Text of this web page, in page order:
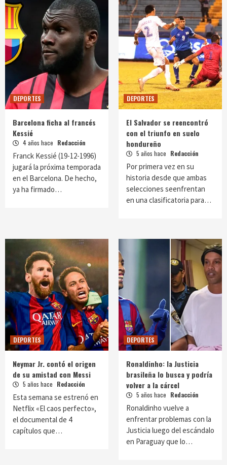
DEPORTES
Barcelona ficha al francés
Kessié
4 años hace Redacción
Franck Kessié (19-12-1996)
jugará la próxima temporada
en el Barcelona. De hecho,
ya ha firmado…
DEPORTES
El Salvador se reencontró
con el triunfo en suelo
hondureño
5 años hace Redacción
Por primera vez en su
historia desde que ambas
selecciones seenfrentan
en una clasificatoria para…
DEPORTES
Neymar Jr. contó el origen
de su amistad con Messi
5 años hace Redacción
Esta semana se estrenó en
Netflix «El caos perfecto»,
el documental de 4
capítulos que…
DEPORTES
Ronaldinho: la Justicia
brasileña lo busca y podría
volver a la cárcel
5 años hace Redacción
Ronaldinho vuelve a
enfrentar problemas con la
Justicia luego del escándalo
en Paraguay que lo…